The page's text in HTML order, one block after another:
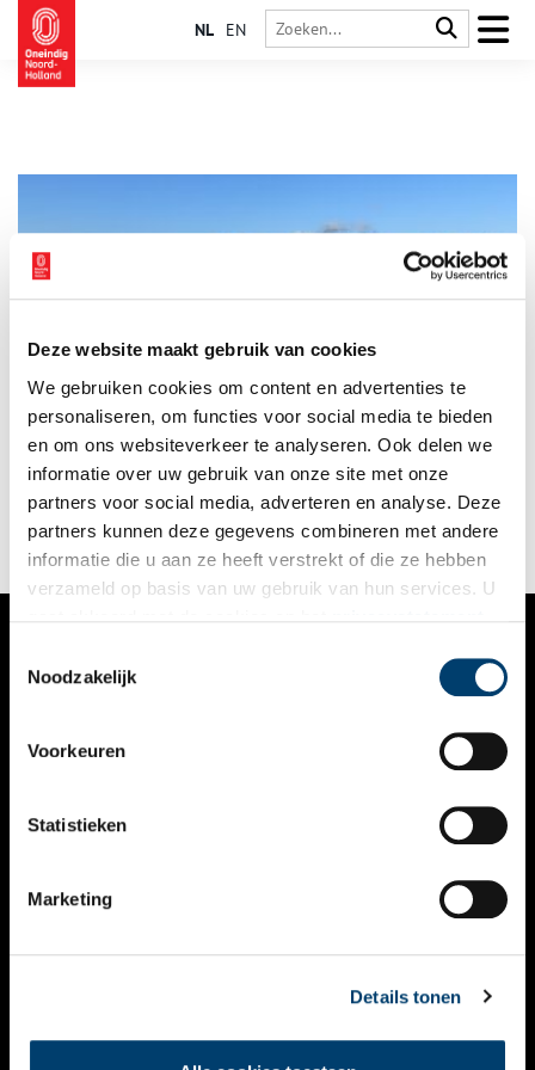
Deze website maakt gebruik van cookies
We gebruiken cookies om content en advertenties te
personaliseren, om functies voor social media te bieden
en om ons websiteverkeer te analyseren. Ook delen we
informatie over uw gebruik van onze site met onze
partners voor social media, adverteren en analyse. Deze
partners kunnen deze gegevens combineren met andere
informatie die u aan ze heeft verstrekt of die ze hebben
verzameld op basis van uw gebruik van hun services. U
Noodzakelijk
Voorkeuren
Statistieken
Marketing
Details tonen
NL EN
Welke plaats vind jij het meest kenmerkend voor Noord-
Holland? ‘Van de pont over de Markervaart stap je in De
Woude bijna in een andere wereld,’ vertelt Erik Luik. Het dorpje
De Woude is de plek waar hij ons graag mee heen neemt. Een
dromerig eilandje aan de rand van het Alkmaardermeer. Met
weidse vergezichten en een bijzonder natuurgebied. Alsof de
tijd hier stil heeft gestaan.
VERHALEN
KALENDER
THEMA’S
VIDEO’S
CONTACT